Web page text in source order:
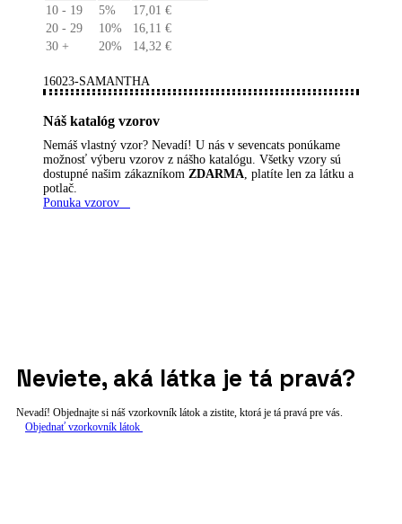
10 - 19
5% 17,01 €
20 - 29
10% 16,11 €
30 +
20% 14,32 €
16023-SAMANTHA
Náš katalóg vzorov
Nemáš vlastný vzor? Nevadí! U nás v sevencats ponúkame
možnosť výberu vzorov z nášho katalógu. Všetky vzory sú
dostupné našim zákazníkom ZDARMA , platíte len za látku a
potlač.
Ponuka vzorov
Neviete, aká látka je tá pravá?
Nevadí! Objednajte si náš vzorkovník látok a zistite, ktorá je tá pravá pre vás.
Objednať vzorkovník látok